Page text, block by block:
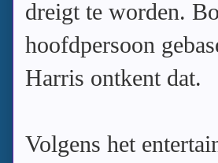
dreigt te worden.
hoofdpersoon
Harris ontkent dat.
Volgens het